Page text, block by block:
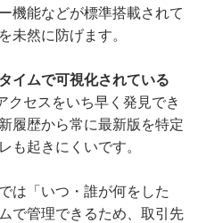
機能などが標準搭載されて
未然に防げます。
イムで可視化されている
クセスをいち早く発見でき
履歴から常に最新版を特定
も起きにくいです。
は「いつ・誰が何をした
で管理できるため、取引先